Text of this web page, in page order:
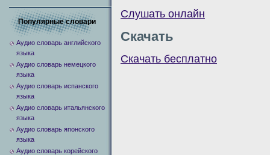
Слушать онлайн
Скачать
Скачать бесплатно
Популярные словари
Аудио словарь английского
языка
Аудио словарь немецкого
языка
Аудио словарь испанского
языка
Аудио словарь итальянского
языка
Аудио словарь японского
языка
Аудио словарь корейского